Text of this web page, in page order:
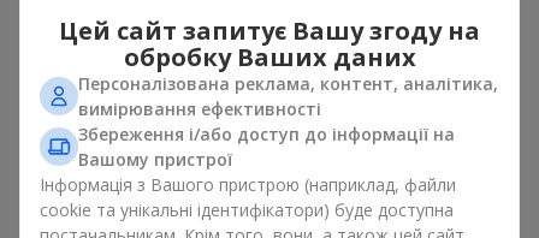
Букет "Хрещатик"
4 427 грн
Букет "Ми та літо"
1 732 грн
Цей сайт запитує Вашу згоду на
обробку Ваших даних
Персоналізована реклама, контент, аналітика,
вимірювання ефективності
Збереження і/або доступ до інформації на
Вашому пристрої
Інформація з Вашого пристрою (наприклад, файли
cookie та унікальні ідентифікатори) буде доступна